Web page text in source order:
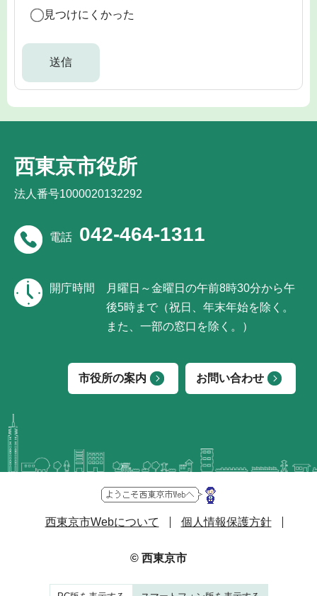
見つけにくかった
西東京市役所
法人番号1000020132292
電話 042-464-1311
開庁時間
月曜日～金曜日の午前8時30分から午
後5時まで（祝日、年末年始を除く。
また、一部の窓口を除く。）
市役所の案内 お問い合わせ
西東京市Webについて 個人情報保護方針
© 西東京市